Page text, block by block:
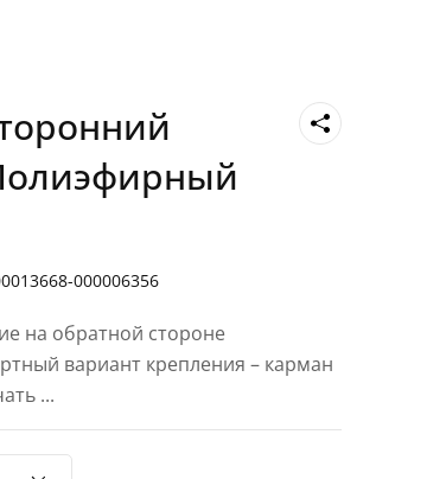
000006356
на обратной стороне
вариант крепления – карман
...